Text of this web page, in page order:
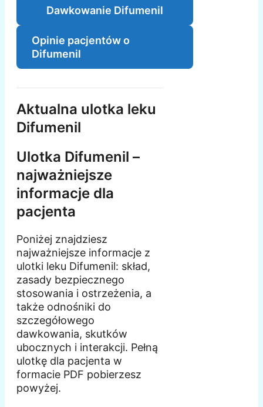
Dawkowanie Difumenil
Opinie pacjentów o
Difumenil
Aktualna ulotka leku
Difumenil
Ulotka Difumenil –
najważniejsze
informacje dla
pacjenta
Poniżej znajdziesz
najważniejsze informacje z
ulotki leku Difumenil: skład,
zasady bezpiecznego
stosowania i ostrzeżenia, a
także odnośniki do
szczegółowego
dawkowania, skutków
ubocznych i interakcji. Pełną
ulotkę dla pacjenta w
formacie PDF pobierzesz
powyżej.